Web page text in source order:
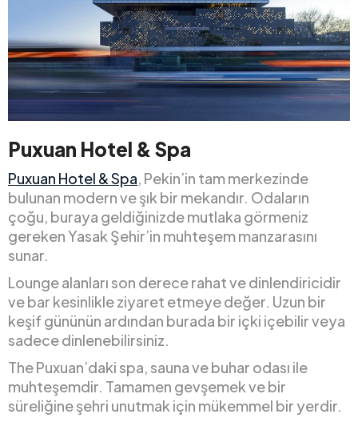
Puxuan Hotel & Spa
Puxuan Hotel & Spa , Pekin’in tam merkezinde
bulunan modern ve şık bir mekandır. Odaların
çoğu, buraya geldiğinizde mutlaka görmeniz
gereken Yasak Şehir’in muhteşem manzarasını
sunar.
Lounge alanları son derece rahat ve dinlendiricidir
ve bar kesinlikle ziyaret etmeye değer. Uzun bir
keşif gününün ardından burada bir içki içebilir veya
sadece dinlenebilirsiniz.
The Puxuan’daki spa, sauna ve buhar odası ile
muhteşemdir. Tamamen gevşemek ve bir
süreliğine şehri unutmak için mükemmel bir yerdir.